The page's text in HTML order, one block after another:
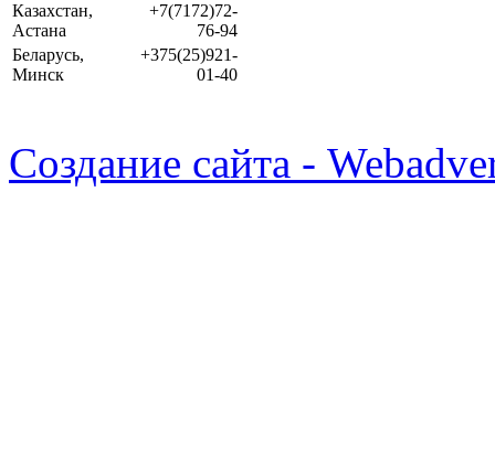
Казахстан,
Астана
+7(7172)72-
76-94
Беларусь,
Минск
+375(25)921-
01-40
Создание сайта -